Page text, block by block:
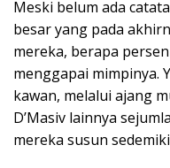
Meski belum ada
besar yang pada
mereka, berapa
menggapai mimpinya.
kawan, melalui ajang
D’Masiv lainnya
mereka susun